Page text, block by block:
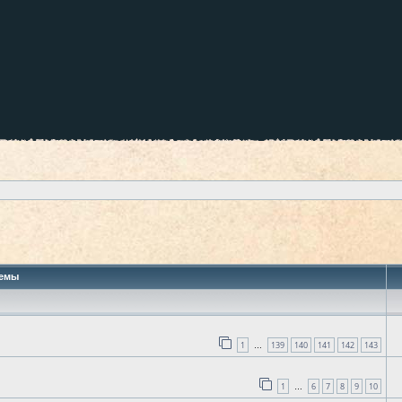
1 … 139 140 141 142 143
1 … 6 7 8 9 10